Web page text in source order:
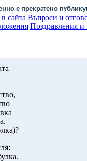
е прекратено
сайта Въпроси и
Поздравления и